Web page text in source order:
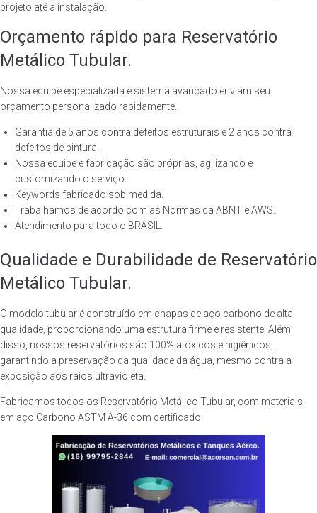
projeto até a instalação.
Orçamento rápido para Reservatório
Metálico Tubular.
Nossa equipe especializada e sistema avançado enviam seu
orçamento personalizado rapidamente.
Garantia de 5 anos contra defeitos estruturais e 2 anos contra
defeitos de pintura.
Nossa equipe e fabricação são próprias, agilizando e
customizando o serviço.
Keywords fabricado sob medida.
Trabalhamos de acordo com as Normas da ABNT e AWS.
Atendimento para todo o BRASIL.
Qualidade e Durabilidade de Reservatório
Metálico Tubular.
O modelo tubular é construído em chapas de aço carbono de alta
qualidade, proporcionando uma estrutura firme e resistente. Além
disso, nossos reservatórios são 100% atóxicos e higiênicos,
garantindo a preservação da qualidade da água, mesmo contra a
exposição aos raios ultravioleta.
Fabricamos todos os Reservatório Metálico Tubular, com materiais
em aço Carbono ASTM A-36 com certificado.